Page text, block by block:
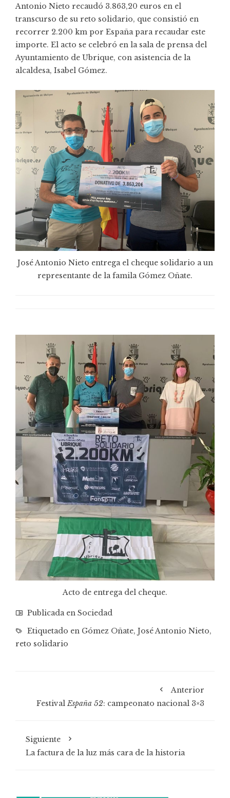
Antonio Nieto recaudó 3.863,20 euros en el
transcurso de su reto solidario, que consistió en
recorrer 2.200 km por España para recaudar este
importe. El acto se celebró en la sala de prensa del
Ayuntamiento de Ubrique, con asistencia de la
alcaldesa, Isabel Gómez.
José Antonio Nieto entrega el cheque solidario a un
representante de la famila Gómez Oñate.
Acto de entrega del cheque.
Publicada en Sociedad
Etiquetado en Gómez Oñate, José Antonio Nieto,
reto solidario
Anterior
FestivalEspaña 52: campeonato nacional 3×3
Siguiente
La factura de la luz más cara de la historia